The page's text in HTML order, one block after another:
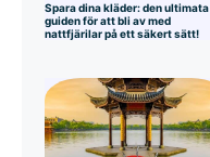
Spara dina kläder: den ultimata
guiden för att bli av med
nattfjärilar på ett säkert sätt!